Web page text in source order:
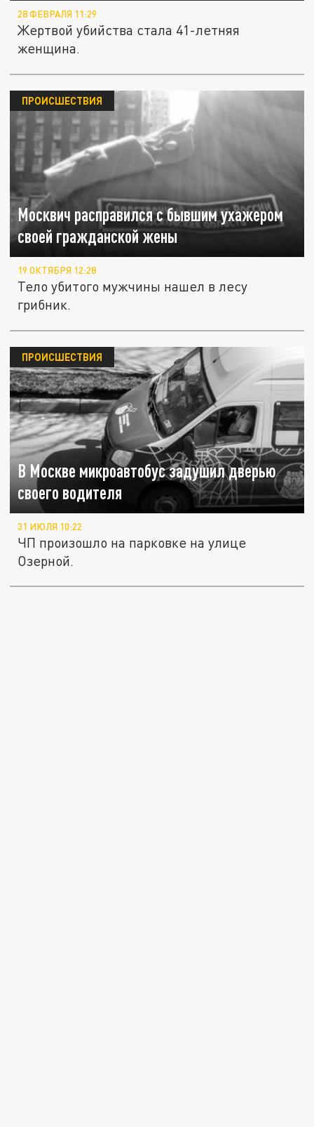
28 ФЕВРАЛЯ 11:29
Жертвой убийства стала 41-летняя
женщина.
Москвич расправился с бывшим ухажером
своей гражданской жены
ПРОИСШЕСТВИЯ
19 ОКТЯБРЯ 12:28
Тело убитого мужчины нашел в лесу
грибник.
В Москве микроавтобус задушил дверью
своего водителя
ПРОИСШЕСТВИЯ
31 ИЮЛЯ 10:22
ЧП произошло на парковке на улице
Озерной.